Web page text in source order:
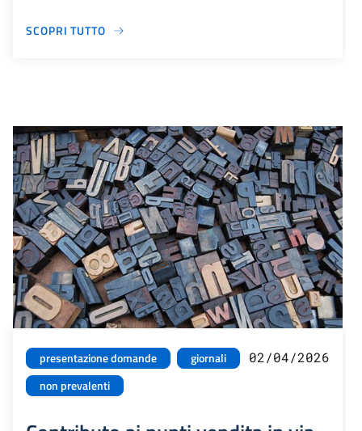
SCOPRI TUTTO
presentazione domande
giornali
non prevalenti
02/04/2026